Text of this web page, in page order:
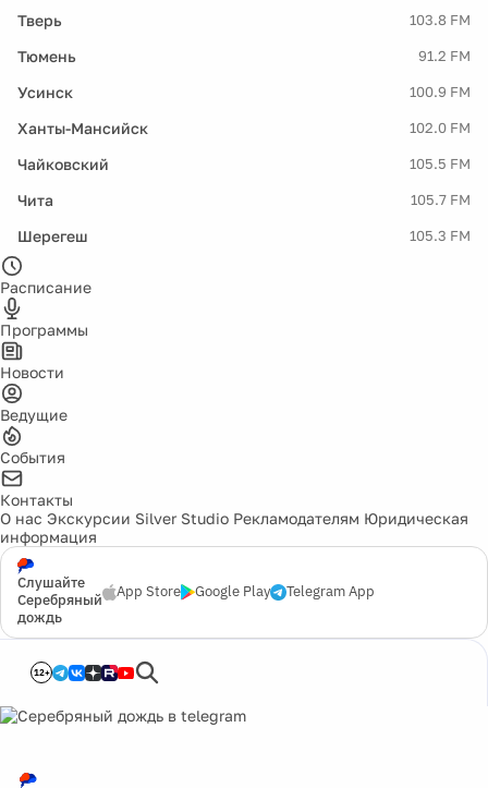
Тверь 103.8 FM
Тюмень 91.2 FM
Усинск 100.9 FM
Ханты-Мансийск 102.0 FM
Чайковский 105.5 FM
Чита 105.7 FM
Шерегеш 105.3 FM
Расписание
Программы
Новости
Ведущие
События
Контакты
О нас Экскурсии Silver Studio Рекламодателям Юридическая
информация
Слушайте
Серебряный
дождь
App Store Google Play Telegram App
12+